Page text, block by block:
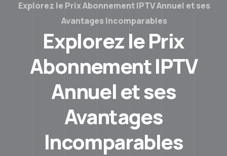
Explorez le Prix Abonnement IPTV Annuel et ses
Avantages Incomparables
Explorez le Prix
Abonnement IPTV
Annuel et ses
Avantages
Incomparables